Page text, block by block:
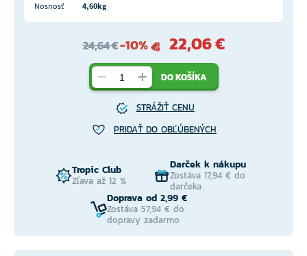
Nosnosť
4,60kg
24,64 €-10% 22,06 €
DO KOŠÍKA
STRÁŽIŤ CENU
PRIDAŤ DO OBĽÚBENÝCH
Tropic Club
Zľava až 12 %
Darček k nákupu
Zostáva 17,94 € do
darčeka
Doprava od 2,99 €
Zostáva 57,94 € do
dopravy zadarmo